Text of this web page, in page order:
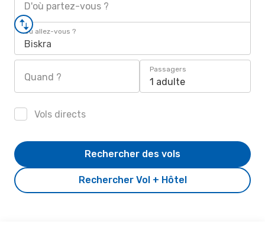
D'où partez-vous ?
Où allez-vous ?
Biskra
Quand ?
Passagers
1 adulte
Vols directs
Rechercher Vol + Hôtel
Rechercher des vols